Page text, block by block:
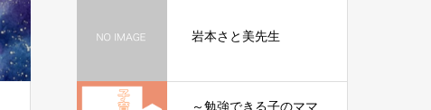
岩本さと美先生
～勉強できる子のママ